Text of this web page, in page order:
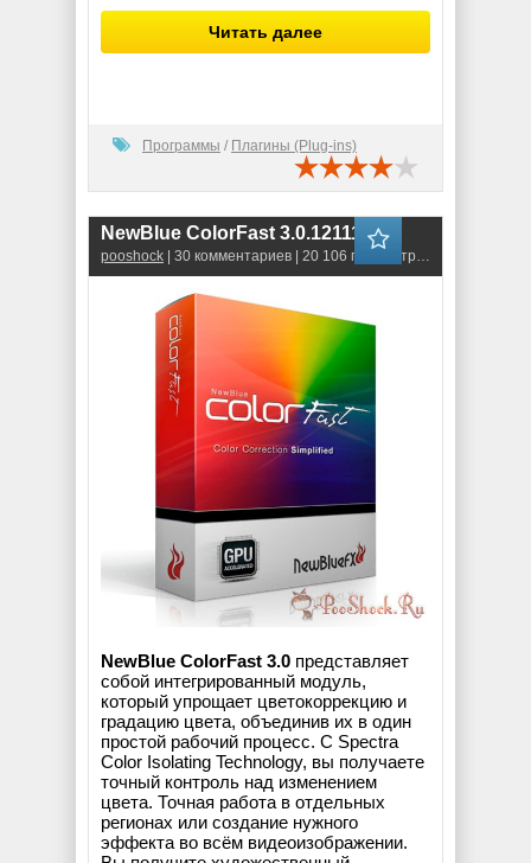
Читать далее
Программы / Плагины (Plug-ins)
NewBlue ColorFast 3.0.121113
pooshock | 30 комментариев | 20 106 просмотров
NewBlue ColorFast 3.0 представляет
собой интегрированный модуль,
который упрощает цветокоррекцию и
градацию цвета, объединив их в один
простой рабочий процесс. С Spectra
Color Isolating Technology, вы получаете
точный контроль над изменением
цвета. Точная работа в отдельных
регионах или создание нужного
эффекта во всём видеоизображении.